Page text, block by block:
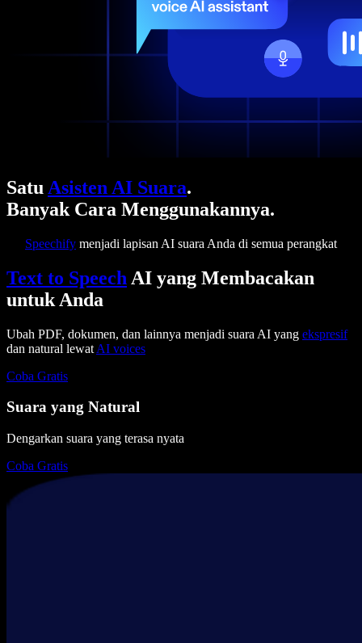
Satu Asisten AI Suara.
Banyak Cara Menggunakannya.
Speechify menjadi lapisan AI suara Anda di semua perangkat
Text to Speech AI yang Membacakan
untuk Anda
Ubah PDF, dokumen, dan lainnya menjadi suara AI yang ekspresif
dan natural lewat AI voices
Coba Gratis
Suara yang Natural
Dengarkan suara yang terasa nyata
Coba Gratis